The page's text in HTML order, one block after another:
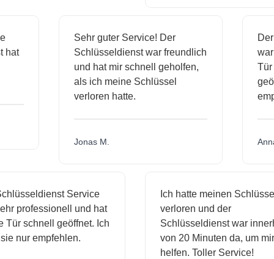
hat
Sehr guter Service! Der
Schlüsseldienst war freundlich
und hat mir schnell geholfen,
als ich meine Schlüssel
verloren hatte.
Jonas M.
Service
professionell und hat
schnell geöffnet. Ich
nur empfehlen.
Ich hatte meinen Schlüssel
verloren und der
Schlüsseldienst war
von 20 Minuten da, um mir
helfen. Toller Service!